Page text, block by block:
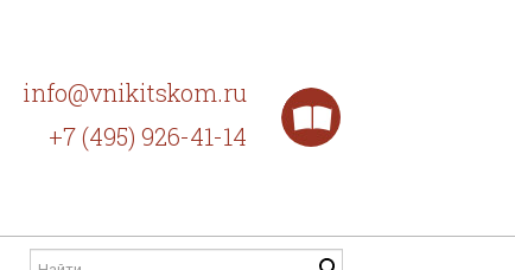
info@vnikitskom.ru
+7 (495) 926-41-14